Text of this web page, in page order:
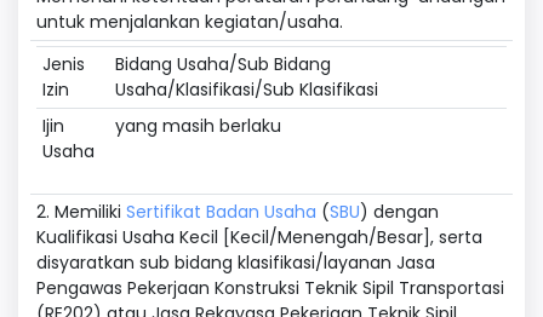
untuk menjalankan kegiatan/usaha.
Jenis
Izin
Bidang Usaha/Sub Bidang
Usaha/Klasifikasi/Sub Klasifikasi
Ijin
Usaha
yang masih berlaku
2. Memiliki Sertifikat Badan Usaha (SBU) dengan
Kualifikasi Usaha Kecil [Kecil/Menengah/Besar], serta
disyaratkan sub bidang klasifikasi/layanan Jasa
Pengawas Pekerjaan Konstruksi Teknik Sipil Transportasi